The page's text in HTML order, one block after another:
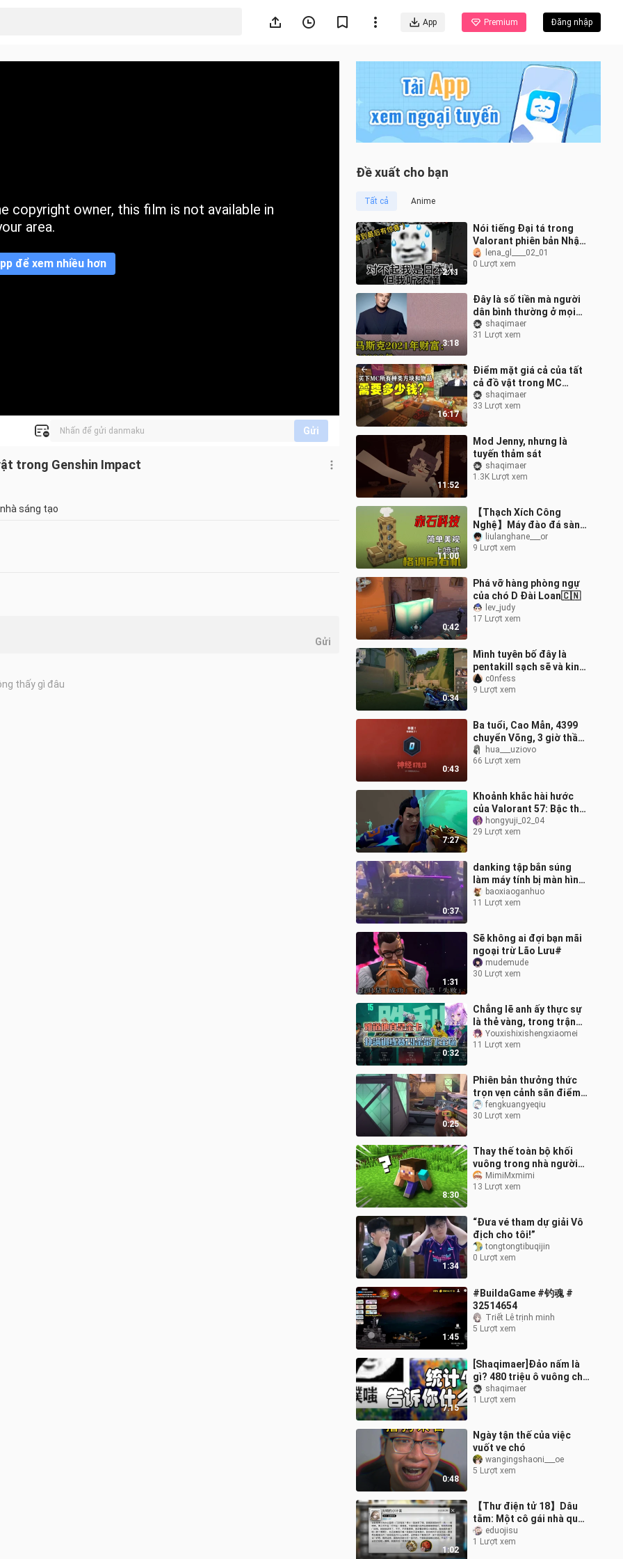
App Premium Đăng nhập
copyright owner, this film is not available in
area.
để xem nhiều hơn
Gửi
trong Genshin Impact
sáng tạo
Đề xuất cho bạn
Tất cả Anime
2:11
Nói tiếng Đại tá trong
Valorant phiên bản Nhật,
netizen Nhật Bản liền kêu
lên: "Tôi không hiểu gì cả
lena_gl____02_01
0 Lượt xem
3:18
Đây là số tiền mà người
dân bình thường ở mọi
quốc gia kiếm được
trong suốt cuộc đời.
shaqimaer
31 Lượt xem
16:17
Điểm mặt giá cả của tất
cả đồ vật trong MC
ngoài đời thực, bạn nghĩ
món nào đắt nhất?
shaqimaer
33 Lượt xem
11:52
Mod Jenny, nhưng là
tuyến thảm sát
shaqimaer
1.3K Lượt xem
11:00
【Thạch Xích Công
Nghệ】Máy đào đá sành
điệu nhất trong tất cả
các thế giới Minecraft!
liulanghane___or
9 Lượt xem
0:42
Phá vỡ hàng phòng ngự
của chó D Đài Loan🇨🇳
lev_judy
17 Lượt xem
0:34
Mình tuyên bố đây là
pentakill sạch sẽ và kinh
dị nhất mà mình từng
thấy kể từ khi chơi
c0nfess
9 Lượt xem
0:43
Ba tuổi, Cao Mẫn, 4399
chuyển Võng, 3 giờ thần
thoại, tỷ lệ chí mạng đầu
101%, đập tan mọi hoài
hua___uziovo
66 Lượt xem
7:27
Khoảnh khắc hài hước
của Valorant 57: Bậc thầy
về kỹ năng mặt mộc
hongyuji_02_04
29 Lượt xem
0:37
danking tập bắn súng
làm máy tính bị màn hình
xanh, hahaha
baoxiaoganhuo
11 Lượt xem
1:31
Sẽ không ai đợi bạn mãi
ngoại trừ Lão Lưu#
mudemude
30 Lượt xem
0:32
Chẳng lẽ anh ấy thực sự
là thẻ vàng, trong trận
tập huấn thì tung hoành
ngang dọc
Youxishixishengxiaomei
11 Lượt xem
0:25
Phiên bản thưởng thức
trọn vẹn cảnh săn điểm
cực đỉnh
fengkuangyeqiu
30 Lượt xem
8:30
Thay thế toàn bộ khối
vuông trong nhà người
chơi bằng phiên bản tí
hon! Người chơi: Hehe…
MimiMxmimi
13 Lượt xem
1:34
“Đưa vé tham dự giải Vô
địch cho tôi!”
tongtongtibuqijin
0 Lượt xem
1:45
#BuildaGame #钓魂 #
32514654
Triết Lê trịnh minh
5 Lượt xem
7:15
[Shaqimaer]Đảo nấm là
gì? 480 triệu ô vuông cho
bạn biết ai là nhóm người
hiếm nhất! Xếp hạng tất
shaqimaer
1 Lượt xem
0:48
Ngày tận thế của việc
vuốt ve chó
wangingshaoni___oe
5 Lượt xem
1:02
【Thư điện tử 18】Dâu
tằm: Một cô gái nhà quê
như em, liệu bác sĩ có
thực sự thích không nhỉ?
eduojisu
1 Lượt xem
Gửi
thấy gì đâu